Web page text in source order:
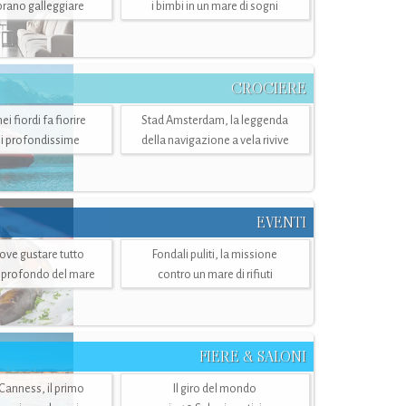
galleggiare i bimbi in un mare di sogni
CROCIERE
fiordi fa fiorire
profondissime
Stad Amsterdam, la leggenda
della navigazione a vela rivive
EVENTI
gustare tutto
del mare
Fondali puliti, la missione
contro un mare di rifiuti
FIERE & SALONI
il primo
Il giro del mondo